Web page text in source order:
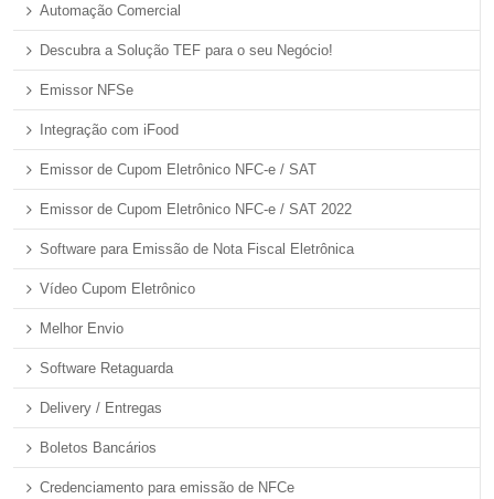
Automação Comercial
Descubra a Solução TEF para o seu Negócio!
Emissor NFSe
Integração com iFood
Emissor de Cupom Eletrônico NFC-e / SAT
Emissor de Cupom Eletrônico NFC-e / SAT 2022
Software para Emissão de Nota Fiscal Eletrônica
Vídeo Cupom Eletrônico
Melhor Envio
Software Retaguarda
Delivery / Entregas
Boletos Bancários
Credenciamento para emissão de NFCe